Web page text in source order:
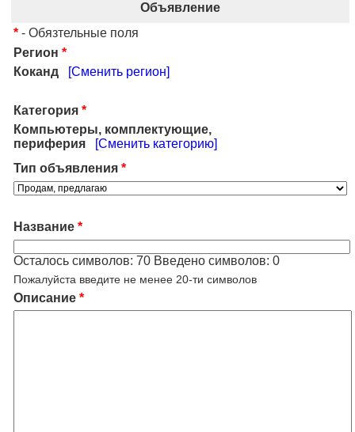
Объявление
* - Обязтельные поля
Регион *
Коканд
[Сменить регион]
Категория *
Компьютеры, комплектующие,
периферия
[Сменить категорию]
Тип объявления *
Название *
Осталось символов: 70 Введено символов: 0
Пожалуйста введите не менее 20-ти символов
Описание *